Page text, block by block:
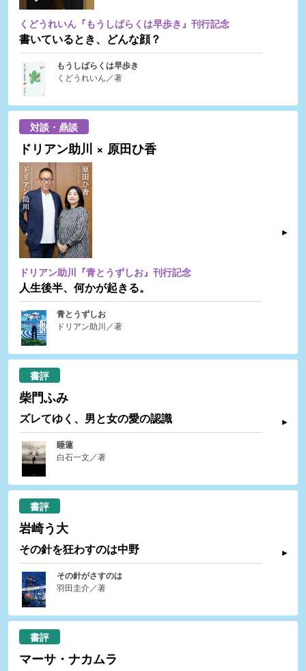
くどうれいん『もうしばらくは早歩き』刊行記念
書いているとき、どんな顔？
もうしばらくは早歩き
くどうれいん／著
対談・鼎談
ドリアン助川 × 原田ひ香
ドリアン助川『青とうずしお』刊行記念
人生後半、何かが起きる。
青とうずしお
ドリアン助川／著
書評
柴門ふみ
ズレてゆく、男と女の愛の認識
睡蓮
白石一文／著
書評
岩崎う大
その針を狂わすのは中野
その針がさすのは
羽田圭介／著
書評
マーサ・ナカムラ